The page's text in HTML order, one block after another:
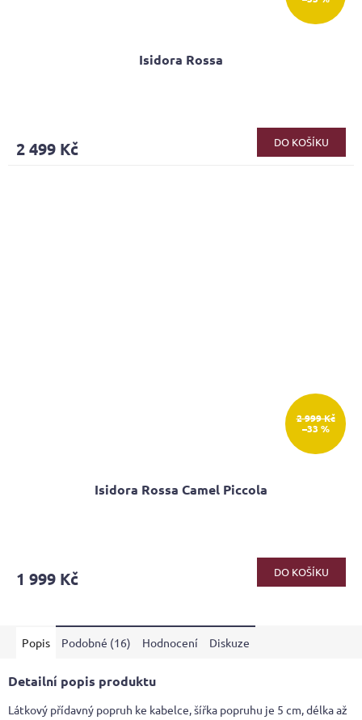
Isidora Rossa
je
2 499 Kč DO KOŠÍKU
2 999 Kč
–33 %
Isidora Rossa Camel Piccola
je
hvězdiček.
1 999 Kč DO KOŠÍKU
Popis Podobné (16) Hodnocení Diskuze
Detailní popis produktu
Látkový přídavný popruh ke kabelce, šířka popruhu je 5 cm, délka až